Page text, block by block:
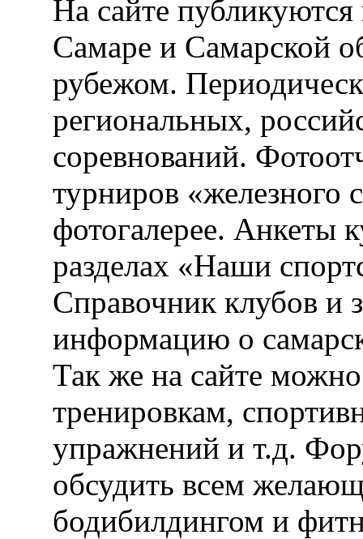
На сайте публикуются
Самаре и Самарской
рубежом.
региональных,
соревнований.
турниров «железного
фотогалерее. Анкеты
разделах «Наши
Справочник клубов и
информацию о
Так же на сайте
тренировкам,
упражнений и т.д.
обсудить всем
бодибилдингом и